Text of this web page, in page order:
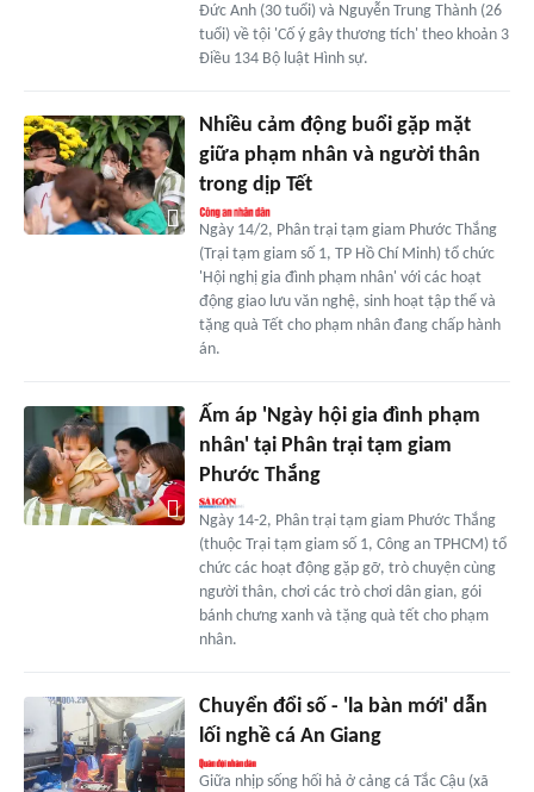
Đức Anh (30 tuổi) và Nguyễn Trung Thành (26
tuổi) về tội 'Cố ý gây thương tích' theo khoản 3
Điều 134 Bộ luật Hình sự.
Nhiều cảm động buổi gặp mặt
giữa phạm nhân và người thân
trong dịp Tết
Ngày 14/2, Phân trại tạm giam Phước Thắng
(Trại tạm giam số 1, TP Hồ Chí Minh) tổ chức
'Hội nghị gia đình phạm nhân' với các hoạt
động giao lưu văn nghệ, sinh hoạt tập thể và
tặng quà Tết cho phạm nhân đang chấp hành
án.
Ấm áp 'Ngày hội gia đình phạm
nhân' tại Phân trại tạm giam
Phước Thắng
Ngày 14-2, Phân trại tạm giam Phước Thắng
(thuộc Trại tạm giam số 1, Công an TPHCM) tổ
chức các hoạt động gặp gỡ, trò chuyện cùng
người thân, chơi các trò chơi dân gian, gói
bánh chưng xanh và tặng quà tết cho phạm
nhân.
Chuyển đổi số - 'la bàn mới' dẫn
lối nghề cá An Giang
Giữa nhịp sống hối hả ở cảng cá Tắc Cậu (xã